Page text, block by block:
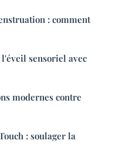
: comment
sensoriel avec
modernes contre
: soulager la